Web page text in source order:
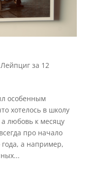
Лейпциг за 12
особенным
хотелось в школу
любовь к месяцу
про начало
года, а например,